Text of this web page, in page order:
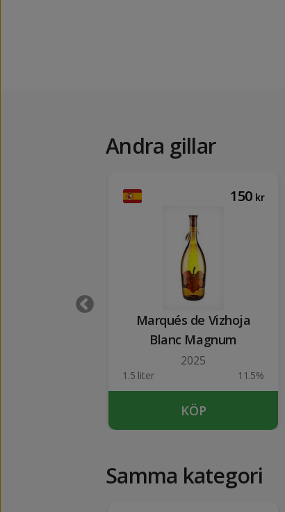
Andra gillar
150 kr
Marqués de Vizhoja
Blanc Magnum
2025
1.5 liter 11.5%
KÖP
Samma kategori